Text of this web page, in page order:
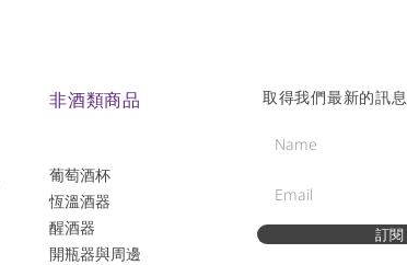
非酒類商品
葡萄酒杯
恆溫酒器
醒酒器
開瓶器與周邊
取得我們最新的訊息
訂閱